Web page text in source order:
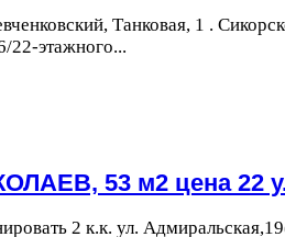
Танковая, 1 .
22-этажного...
53 м2 цена 22
2 к.к. ул.